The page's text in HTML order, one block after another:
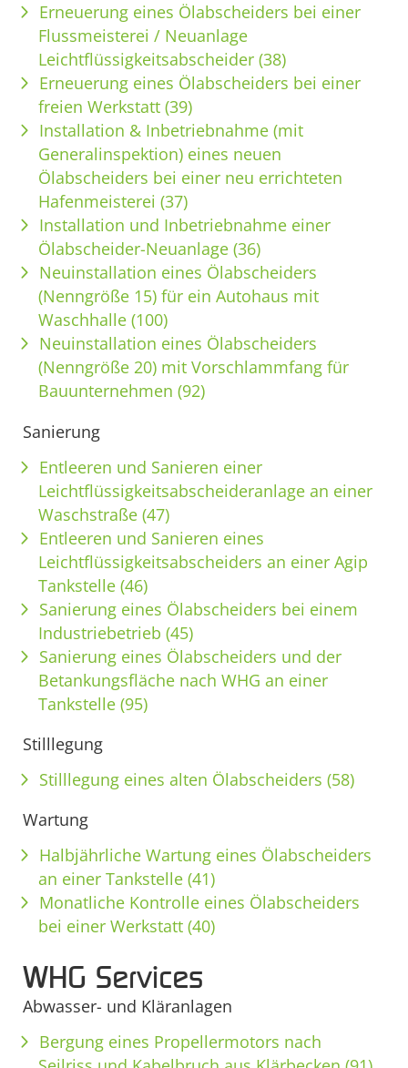
Erneuerung eines Ölabscheiders bei einer
Flussmeisterei / Neuanlage
Leichtflüssigkeitsabscheider (38)
Erneuerung eines Ölabscheiders bei einer
freien Werkstatt (39)
Installation & Inbetriebnahme (mit
Generalinspektion) eines neuen
Ölabscheiders bei einer neu errichteten
Hafenmeisterei (37)
Installation und Inbetriebnahme einer
Ölabscheider-Neuanlage (36)
Neuinstallation eines Ölabscheiders
(Nenngröße 15) für ein Autohaus mit
Waschhalle (100)
Neuinstallation eines Ölabscheiders
(Nenngröße 20) mit Vorschlammfang für
Bauunternehmen (92)
Sanierung
Entleeren und Sanieren einer
Leichtflüssigkeitsabscheideranlage an einer
Waschstraße (47)
Entleeren und Sanieren eines
Leichtflüssigkeitsabscheiders an einer Agip
Tankstelle (46)
Sanierung eines Ölabscheiders bei einem
Industriebetrieb (45)
Sanierung eines Ölabscheiders und der
Betankungsfläche nach WHG an einer
Tankstelle (95)
Stilllegung
Stilllegung eines alten Ölabscheiders (58)
Wartung
Halbjährliche Wartung eines Ölabscheiders
an einer Tankstelle (41)
Monatliche Kontrolle eines Ölabscheiders
bei einer Werkstatt (40)
WHG Services
Abwasser- und Kläranlagen
Bergung eines Propellermotors nach